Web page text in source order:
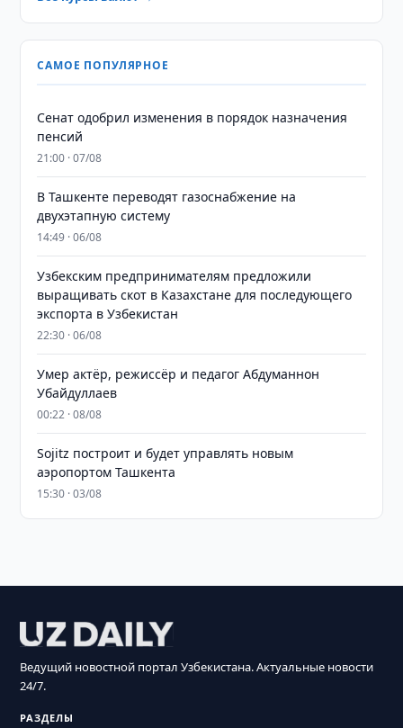
САМОЕ ПОПУЛЯРНОЕ
Сенат одобрил изменения в порядок назначения
пенсий
21:00 · 07/08
В Ташкенте переводят газоснабжение на
двухэтапную систему
14:49 · 06/08
Узбекским предпринимателям предложили
выращивать скот в Казахстане для последующего
экспорта в Узбекистан
22:30 · 06/08
Умер актёр, режиссёр и педагог Абдуманнон
Убайдуллаев
00:22 · 08/08
Sojitz построит и будет управлять новым
аэропортом Ташкента
15:30 · 03/08
Ведущий новостной портал Узбекистана. Актуальные новости
24/7.
РАЗДЕЛЫ